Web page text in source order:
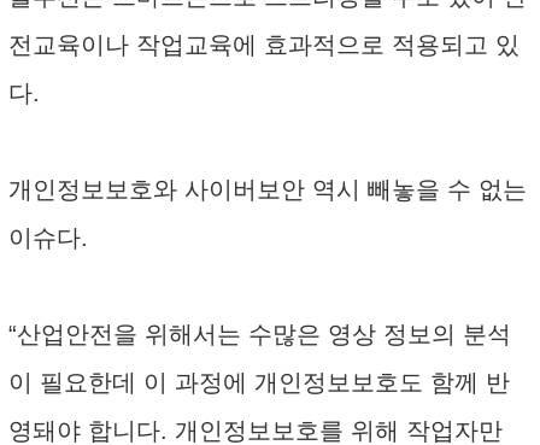
전교육이나 작업교육에 효과적으로 적용되고 있
다.
개인정보보호와 사이버보안 역시 빼놓을 수 없는
이슈다.
“산업안전을 위해서는 수많은 영상 정보의 분석
이 필요한데 이 과정에 개인정보보호도 함께 반
영돼야 합니다. 개인정보보호를 위해 작업자만